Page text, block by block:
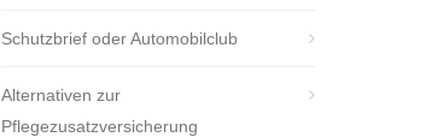
Schutzbrief oder Automobilclub
Alternativen zur
Pflegezusatzversicherung